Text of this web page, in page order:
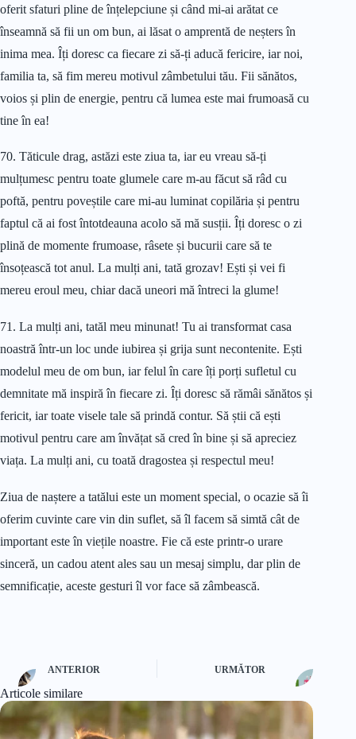
oferit sfaturi pline de înțelepciune și când mi-ai arătat ce
înseamnă să fii un om bun, ai lăsat o amprentă de neșters în
inima mea. Îți doresc ca fiecare zi să-ți aducă fericire, iar noi,
familia ta, să fim mereu motivul zâmbetului tău. Fii sănătos,
voios și plin de energie, pentru că lumea este mai frumoasă cu
tine în ea!
70. Tăticule drag, astăzi este ziua ta, iar eu vreau să-ți
mulțumesc pentru toate glumele care m-au făcut să râd cu
poftă, pentru poveștile care mi-au luminat copilăria și pentru
faptul că ai fost întotdeauna acolo să mă susții. Îți doresc o zi
plină de momente frumoase, râsete și bucurii care să te
însoțească tot anul. La mulți ani, tată grozav! Ești și vei fi
mereu eroul meu, chiar dacă uneori mă întreci la glume!
71. La mulți ani, tatăl meu minunat! Tu ai transformat casa
noastră într-un loc unde iubirea și grija sunt necontenite. Ești
modelul meu de om bun, iar felul în care îți porți sufletul cu
demnitate mă inspiră în fiecare zi. Îți doresc să rămâi sănătos și
fericit, iar toate visele tale să prindă contur. Să știi că ești
motivul pentru care am învățat să cred în bine și să apreciez
viața. La mulți ani, cu toată dragostea și respectul meu!
Ziua de naștere a tatălui este un moment special, o ocazie să îi
oferim cuvinte care vin din suflet, să îl facem să simtă cât de
important este în viețile noastre. Fie că este printr-o urare
sinceră, un cadou atent ales sau un mesaj simplu, dar plin de
semnificație, aceste gesturi îl vor face să zâmbească.
ANTERIOR URMĂTOR
Articole similare